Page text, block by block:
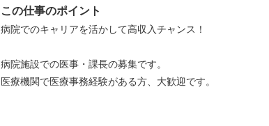
この仕事のポイント
病院でのキャリアを活かして高収入チャンス！
病院施設での医事・課長の募集です。
医療機関で医療事務経験がある方、大歓迎です。